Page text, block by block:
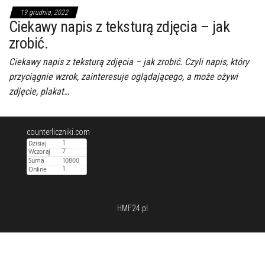
19 grudnia, 2022
Ciekawy napis z teksturą zdjęcia – jak
zrobić.
Ciekawy napis z teksturą zdjęcia – jak zrobić. Czyli napis, który
przyciągnie wzrok, zainteresuje oglądającego, a może ożywi
zdjęcie, plakat…
counterliczniki.com
HMF24.pl